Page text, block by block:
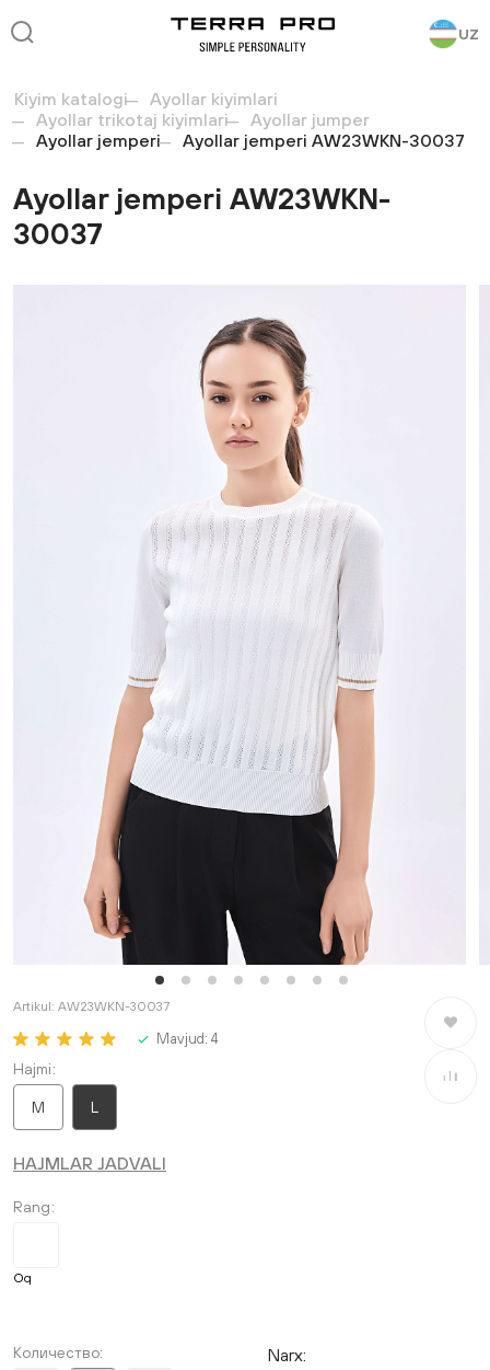
UZ
Kiyim katalogi
Ayollar kiyimlari
Ayollar trikotaj kiyimlari
Ayollar jumper
Ayollar jemperi
Ayollar jemperi AW23WKN-30037
Ayollar jemperi AW23WKN-
30037
Artikul: AW23WKN-30037
Mavjud: 4
Hajmi
M L
HAJMLAR JADVALI
Rang
Oq
Количество: Narx: